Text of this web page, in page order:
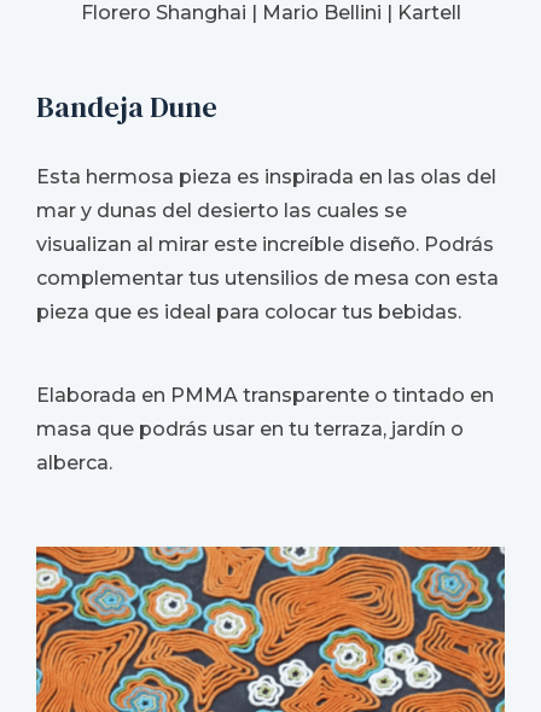
Florero Shanghai | Mario Bellini | Kartell
Bandeja Dune
Esta hermosa pieza es inspirada en las olas del
mar y dunas del desierto las cuales se
visualizan al mirar este increíble diseño. Podrás
complementar tus utensilios de mesa con esta
pieza que es ideal para colocar tus bebidas.
Elaborada en PMMA transparente o tintado en
masa que podrás usar en tu terraza, jardín o
alberca.